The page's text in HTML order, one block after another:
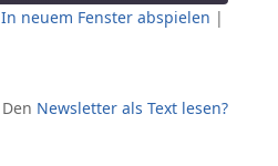
In neuem Fenster abspielen |
Den Newsletter als Text lesen?